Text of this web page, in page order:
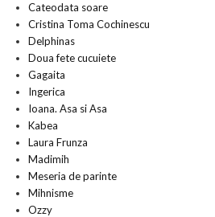
Cateodata soare
Cristina Toma Cochinescu
Delphinas
Doua fete cucuiete
Gagaita
Ingerica
Ioana. Asa si Asa
Kabea
Laura Frunza
Madimih
Meseria de parinte
Mihnisme
Ozzy